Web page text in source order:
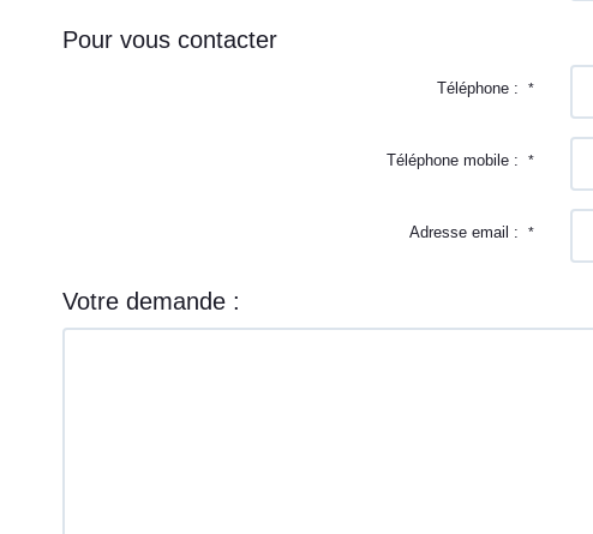
Pour vous contacter
Téléphone :*
Téléphone mobile :*
Adresse email :*
Votre demande :